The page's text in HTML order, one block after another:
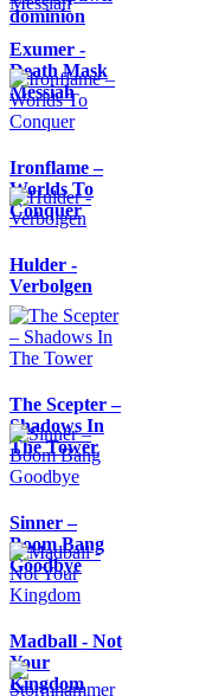
dominion
Exumer -
Death Mask
Messiah
Ironflame –
Worlds To
Conquer
Hulder -
Verbolgen
The Scepter –
Shadows In
The Tower
Sinner –
Boom Bang
Goodbye
Madball - Not
Your
Kingdom